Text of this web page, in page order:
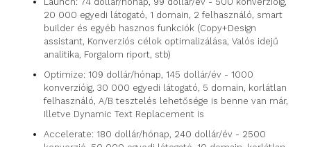
20 000 egyedi látogató, 1 domain, 2 felhasználó, smart
builder és egyéb hasznos funkciók (Copy+Design
assistant, Konverziós célok optimalizálása, Valós idejű
analitika, Forgalom riport, stb)
Optimize: 109 dollár/hónap, 145 dollár/év - 1000
konverzióig, 30 000 egyedi látogató, 5 domain, korlátlan
felhasználó, A/B tesztelés lehetősége is benne van már,
Illetve Dynamic Text Replacement is
Accelerate: 180 dollár/hónap, 240 dollár/év - 2500